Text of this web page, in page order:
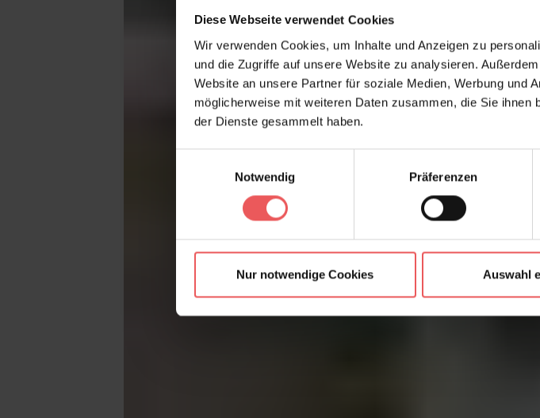
Diese Webseite verwendet Cookies
Wir verwenden Cookies, um Inhalte und Anzeigen zu
und die Zugriffe auf unsere Website zu analysieren.
Website an unsere Partner für soziale Medien, Werbung und
möglicherweise mit weiteren Daten zusammen, die Sie
der Dienste gesammelt haben.
Notwendig
Präferenzen
Nur notwendige Cookies Auswahl